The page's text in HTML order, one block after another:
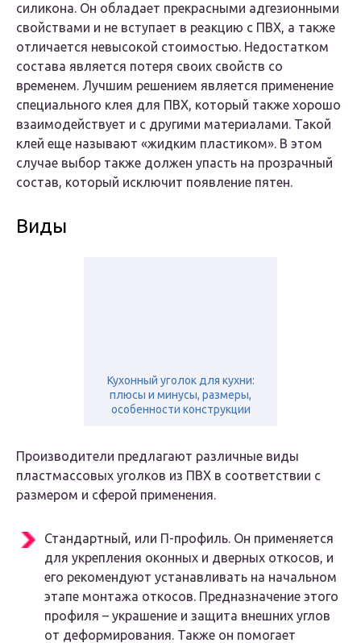
силикона. Он обладает прекрасными адгезионными
свойствами и не вступает в реакцию с ПВХ, а также
отличается невысокой стоимостью. Недостатком
состава является потеря своих свойств со
временем. Лучшим решением является применение
специального клея для ПВХ, который также хорошо
взаимодействует и с другими материалами. Такой
клей еще называют «жидким пластиком». В этом
случае выбор также должен упасть на прозрачный
состав, который исключит появление пятен.
Виды
Кухонный уголок для кухни:
плюсы и минусы, размеры,
особенности конструкции
Производители предлагают различные виды
пластмассовых уголков из ПВХ в соответствии с
размером и сферой применения.
Стандартный, или П-профиль. Он применяется
для укрепления оконных и дверных откосов, и
его рекомендуют устанавливать на начальном
этапе монтажа откосов. Предназначение этого
профиля – украшение и защита внешних углов
от деформирования. Также он помогает